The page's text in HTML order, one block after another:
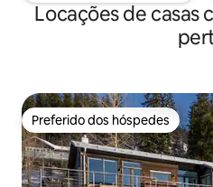
Locações de casas
Preferido dos hóspedes
Preferido dos hóspedes